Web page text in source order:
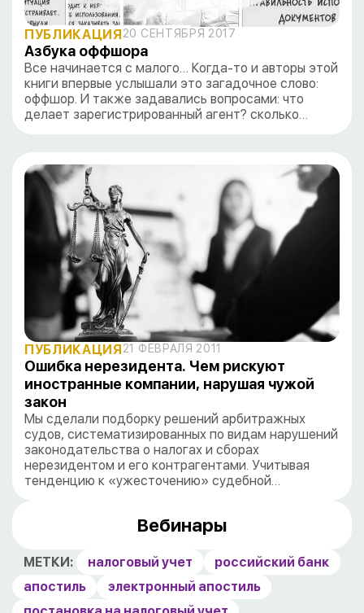
ПУБЛИКАЦИЯ20 СЕНТЯБРЯ 2017
Азбука оффшора
Все начинается с малого… Когда-то и авторы этой
книги впервые услышали это загадочное слово:
оффшор. И также задавались вопросами: что
делает зарегистрированный агент? сколько…
ПУБЛИКАЦИЯ 21 ФЕВРАЛЯ 2011
Ошибка нерезидента. Чем рискуют
иностранные компании, нарушая чужой
закон
Мы сделали подборку решений арбитражных
судов, систематизированных по видам нарушений
законодательства о налогах и сборах
нерезидентом и его контрагентами. Учитывая
тенденцию к «ужесточению» судебной…
Вебинары
МЕТКИ: налоговый учет
российский банк
апостиль
электронный апостиль